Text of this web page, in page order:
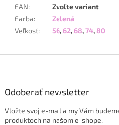
EAN:
Zvoľte variant
Farba:
Zelená
Veľkosť: 56,62,68,74,80
Odoberať newsletter
Vložte svoj e-mail a my Vám
produktoch na našom e-shope.